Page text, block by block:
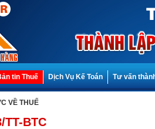
tin Thuế Dịch Vụ Kế Toán Tư vấn
VỀ THUẾ
TT-BTC